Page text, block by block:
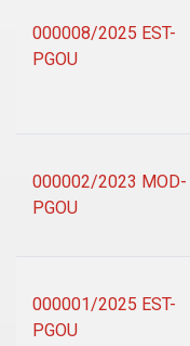
000008/2025 EST-
PGOU
000002/2023 MOD-
PGOU
000001/2025 EST-
PGOU